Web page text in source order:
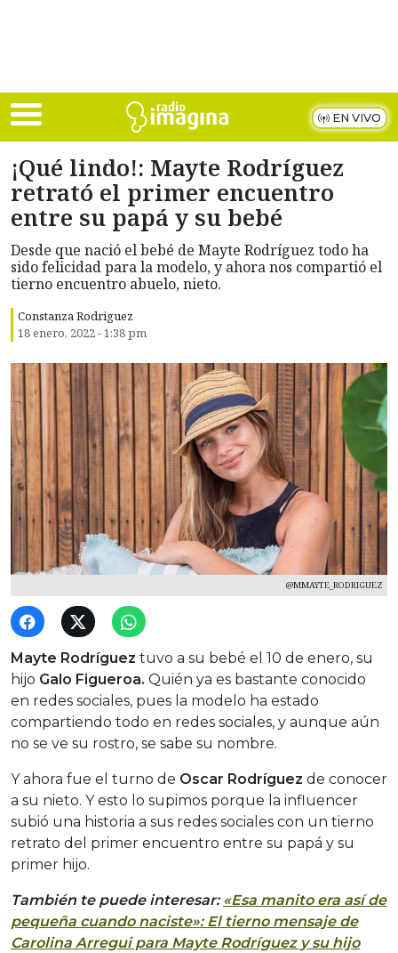
EN VIVO
¡Qué lindo!: Mayte Rodríguez
retrató el primer encuentro
entre su papá y su bebé
Desde que nació el bebé de Mayte Rodríguez todo ha
sido felicidad para la modelo, y ahora nos compartió el
tierno encuentro abuelo, nieto.
Constanza Rodriguez
18 enero, 2022 - 1:38 pm
@MMAYTE_RODRIGUEZ
Mayte Rodríguez tuvo a su bebé el 10 de enero, su
hijo Galo Figueroa. Quién ya es bastante conocido
en redes sociales, pues la modelo ha estado
compartiendo todo en redes sociales, y aunque aún
no se ve su rostro, se sabe su nombre.
Y ahora fue el turno de Oscar Rodríguez de conocer
a su nieto. Y esto lo supimos porque la influencer
subió una historia a sus redes sociales con un tierno
retrato del primer encuentro entre su papá y su
primer hijo.
También te puede interesar: «Esa manito era así de
pequeña cuando naciste»: El tierno mensaje de
Carolina Arregui para Mayte Rodríguez y su hijo